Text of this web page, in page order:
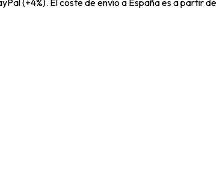
(+4%). El coste de envío a España es a partir